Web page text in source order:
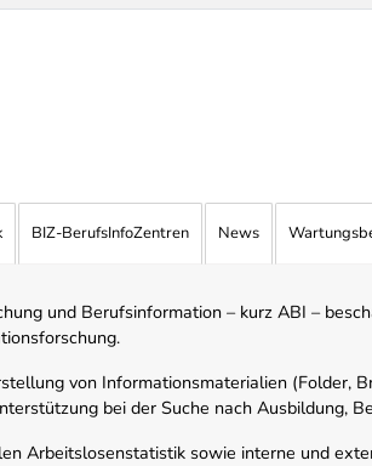
BIZ-BerufsInfoZentren News
und Berufsinformation – kurz ABI –
von Informationsmaterialien (Folder,
bei der Suche nach Ausbildung,
Arbeitslosenstatistik sowie interne und